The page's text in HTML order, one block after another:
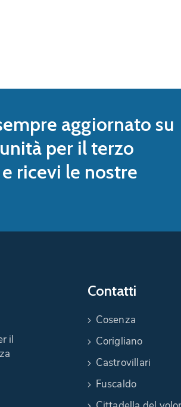
aggiornato su
per il terzo
ricevi le nostre
il
Contatti
Cosenza
Corigliano
Castrovillari
Fuscaldo